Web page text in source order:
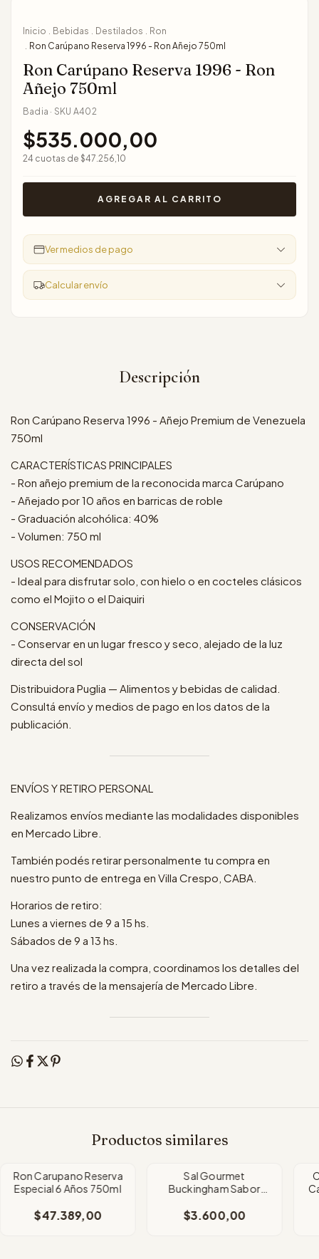
Inicio . Bebidas . Destilados . Ron
. Ron Carúpano Reserva 1996 - Ron Añejo 750ml
Ron Carúpano Reserva 1996 - Ron
Añejo 750ml
Badia · SKU A402
$535.000,00
24 cuotas de $47.256,10
Ver medios de pago
Calcular envío
Descripción
Ron Carúpano Reserva 1996 - Añejo Premium de Venezuela
750ml
CARACTERÍSTICAS PRINCIPALES
- Ron añejo premium de la reconocida marca Carúpano
- Añejado por 10 años en barricas de roble
- Graduación alcohólica: 40%
- Volumen: 750 ml
USOS RECOMENDADOS
- Ideal para disfrutar solo, con hielo o en cocteles clásicos
como el Mojito o el Daiquiri
CONSERVACIÓN
- Conservar en un lugar fresco y seco, alejado de la luz
directa del sol
Distribuidora Puglia — Alimentos y bebidas de calidad.
Consultá envío y medios de pago en los datos de la
publicación.
ENVÍOS Y RETIRO PERSONAL
Realizamos envíos mediante las modalidades disponibles
en Mercado Libre.
También podés retirar personalmente tu compra en
nuestro punto de entrega en Villa Crespo, CABA.
Horarios de retiro:
Lunes a viernes de 9 a 15 hs.
Sábados de 9 a 13 hs.
Una vez realizada la compra, coordinamos los detalles del
retiro a través de la mensajería de Mercado Libre.
Productos similares
Ron Carupano Reserva
Especial 6 Años 750ml
$47.389,00
Sal Gourmet
Buckingham Sabor
x55Grms
$3.600,00